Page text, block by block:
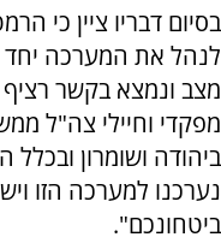
בסיום דבריו ציין כי
לנהל את המערכה
מצב ונמצא בקשר רציף
מפקדי וחיילי צה"ל
ביהודה ושומרון
נערכנו למערכה הזו
ביטחונכם".